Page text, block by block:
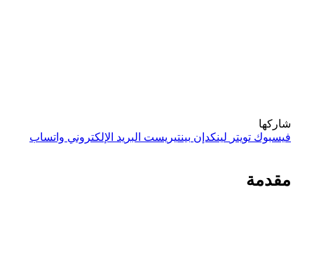
شاركها
فيسبوك تويتر لينكدإن بينتيريست البريد الإلكتروني واتساب
مقدمة